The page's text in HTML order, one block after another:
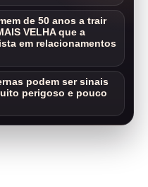
de 50 anos a trair
VELHA que a
em relacionamentos
podem ser sinais
perigoso e pouco